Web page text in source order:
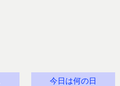
今日は何の日